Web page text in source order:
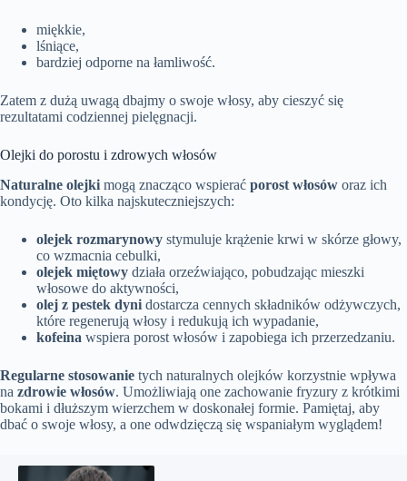
miękkie,
lśniące,
bardziej odporne na łamliwość.
Zatem z dużą uwagą dbajmy o swoje włosy, aby cieszyć się
rezultatami codziennej pielęgnacji.
Olejki do porostu i zdrowych włosów
Naturalne olejki mogą znacząco wspierać porost włosów oraz ich
kondycję. Oto kilka najskuteczniejszych:
olejek rozmarynowy stymuluje krążenie krwi w skórze głowy,
co wzmacnia cebulki,
olejek miętowy działa orzeźwiająco, pobudzając mieszki
włosowe do aktywności,
olej z pestek dyni dostarcza cennych składników odżywczych,
które regenerują włosy i redukują ich wypadanie,
kofeina wspiera porost włosów i zapobiega ich przerzedzaniu.
Regularne stosowanie tych naturalnych olejków korzystnie wpływa
na zdrowie włosów. Umożliwiają one zachowanie fryzury z krótkimi
bokami i dłuższym wierzchem w doskonałej formie. Pamiętaj, aby
dbać o swoje włosy, a one odwdzięczą się wspaniałym wyglądem!